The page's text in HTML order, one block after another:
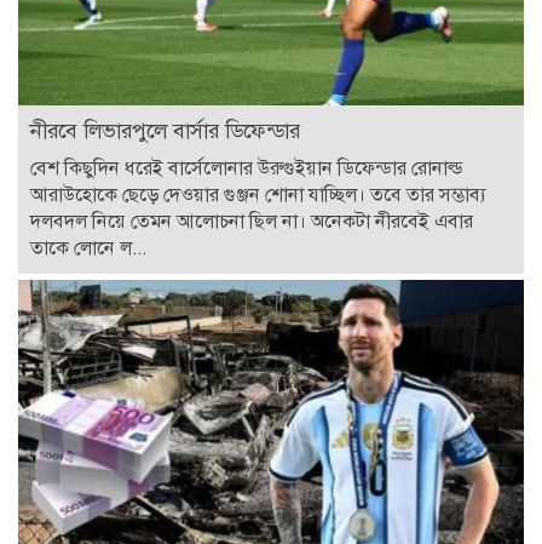
নীরবে লিভারপুলে বার্সার ডিফেন্ডার
বেশ কিছুদিন ধরেই বার্সেলোনার উরুগুইয়ান ডিফেন্ডার রোনাল্ড
আরাউহোকে ছেড়ে দেওয়ার গুঞ্জন শোনা যাচ্ছিল। তবে তার সম্ভাব্য
দলবদল নিয়ে তেমন আলোচনা ছিল না। অনেকটা নীরবেই এবার
তাকে লোনে ল...